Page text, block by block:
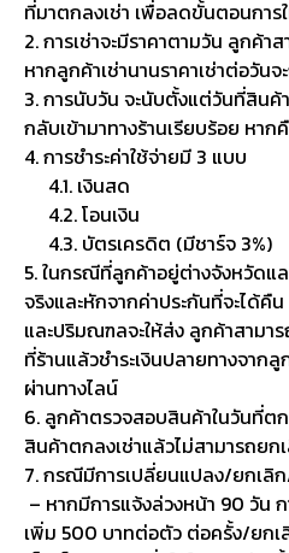
ที่มาตกลงเช่า เพื่อลดขั้นตอนการ
2. การเช่าจะมีราคาตามวัน ลูกค้า
หากลูกค้าเช่านานราคาเช่าต่อวันจ
3. การนับวัน จะนับตั้งแต่วันที่สินค้
กลับเข้ามาทางร้านเรียบร้อย หาก
4. การชำระค่าใช้จ่ายมี 3 แบบ
4.1. เงินสด
4.2. โอนเงิน
4.3. บัตรเครดิต (มีชาร์จ 3%)
5. ในกรณีที่ลูกค้าอยู่ต่างจังหวัดแ
จริงและหักจากค่าประกันที่จะได้
และปริมณฑลจะให้ส่ง ลูกค้าสามาร
ที่ร้านแล้วชำระเงินปลายทางจา
ผ่านทางไลน์
6. ลูกค้าตรวจสอบสินค้าในวันที่ตก
สินค้าตกลงเช่าแล้วไม่สามารถย
7. กรณีมีการเปลี่ยนแปลง/ยกเลิ
– หากมีการแจ้งล่วงหน้า 90 วัน
เพิ่ม 500 บาทต่อตัว ต่อครั้ง/ยกเ